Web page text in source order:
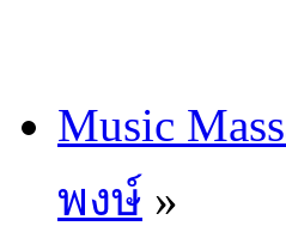
Music
พงษ์ »